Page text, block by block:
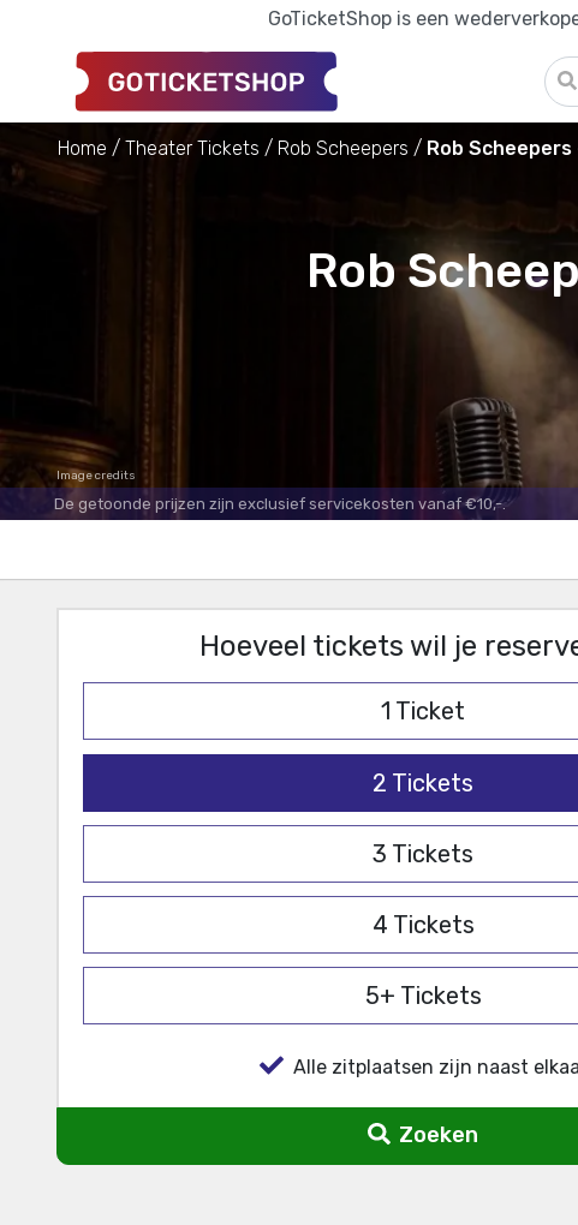
GoTicketShop is een
Home Theater Tickets Rob Scheepers Rob
Rob
Image credits
De getoonde prijzen zijn exclusief servicekosten vanaf €10,-.
Hoeveel tickets wil je
1 Ticket
2 Tickets
3 Tickets
4 Tickets
5+ Tickets
Alle zitplaatsen zijn naast
Zoeken